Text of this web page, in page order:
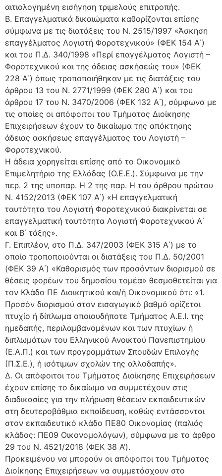
αιτιολογημένη εισήγηση τριμελούς επιτροπής.
Β. Επαγγελματικά δικαιώματα καθορίζονται επίσης
σύμφωνα με τις διατάξεις του Ν. 2515/1997 «Άσκηση
επαγγέλματος Λογιστή Φοροτεχνικού» (ΦΕΚ 154 Α΄)
και του Π.Δ. 340/1998 «Περί επαγγέλματος Λογιστή –
Φοροτεχνικού και της άδειας ασκήσεώς του» (ΦΕΚ
228 Α΄) όπως τροποποιήθηκαν με τις διατάξεις του
άρθρου 13 του Ν. 2771/1999 (ΦΕΚ 280 Α΄) και του
άρθρου 17 του Ν. 3470/2006 (ΦΕΚ 132 Α΄), σύμφωνα με
τις οποίες οι απόφοιτοι του Τμήματος Διοίκησης
Επιχειρήσεων έχουν το δικαίωμα της απόκτησης
άδειας ασκήσεως επαγγέλματος του Λογιστή –
Φοροτεχνικού.
Η άδεια χορηγείται επίσης από το Οικονομικό
Επιμελητήριο της Ελλάδας (Ο.Ε.Ε.). Σύμφωνα με την
περ. 2 της υποπαρ. Η 2 της παρ. Η του άρθρου πρώτου
Ν. 4152/2013 (ΦΕΚ 107 Α΄) «Η επαγγελματική
ταυτότητα του Λογιστή Φοροτεχνικού διακρίνεται σε
επαγγελματική ταυτότητα Λογιστή Φοροτεχνικού Α΄
και Β΄ τάξης».
Γ. Επιπλέον, στο Π.Δ. 347/2003 (ΦΕΚ 315 Α΄) με το
οποίο τροποποιούνται οι διατάξεις του Π.Δ. 50/2001
(ΦΕΚ 39 Α΄) «Καθορισμός των προσόντων διορισμού σε
θέσεις φορέων του δημοσίου τομέα» θεσμοθετείται για
τον Κλάδο ΠΕ Διοικητικού και/ή Οικονομικού ότι: «1.
Προσόν διορισμού στον εισαγωγικό βαθμό ορίζεται
πτυχίο ή δίπλωμα οποιουδήποτε Τμήματος Α.Ε.Ι. της
ημεδαπής, περιλαμβανομένων και των πτυχίων ή
διπλωμάτων του Ελληνικού Ανοικτού Πανεπιστημίου
(Ε.Α.Π.) και των προγραμμάτων Σπουδών Επιλογής
(Π.Σ.Ε.), ή ισότιμων σχολών της αλλοδαπής».
Δ. Οι απόφοιτοι του Τμήματος Διοίκησης Επιχειρήσεων
έχουν επίσης το δικαίωμα να συμμετέχουν στις
διαδικασίες για την πλήρωση θέσεων εκπαιδευτικών
στη δευτεροβάθμια εκπαίδευση, καθώς εντάσσονται
στον εκπαιδευτικό κλάδο ΠΕ80 Οικονομίας (παλιός
κλάδος: ΠΕ09 Οικονομολόγων), σύμφωνα με το άρθρο
29 του Ν. 4521/2018 (ΦΕΚ 38 Α’).
Προκειμένου να μπορούν οι απόφοιτοι του Τμήματος
Διοίκησης Επιχειρήσεων να συμμετάσχουν στο